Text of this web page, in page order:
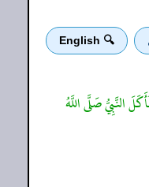
🔍 English
النَّبِيُّ صَلَّى اللَّهُ